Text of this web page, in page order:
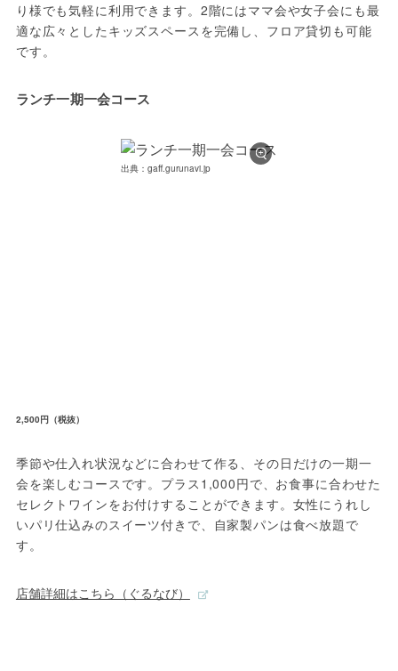
り様でも気軽に利用できます。2階にはママ会や女子会にも最
適な広々としたキッズスペースを完備し、フロア貸切も可能
です。
ランチ一期一会コース
出典：gaff.gurunavi.jp
2,500円（税抜）
季節や仕入れ状況などに合わせて作る、その日だけの一期一
会を楽しむコースです。プラス1,000円で、お食事に合わせた
セレクトワインをお付けすることができます。女性にうれし
いパリ仕込みのスイーツ付きで、自家製パンは食べ放題で
す。
店舗詳細はこちら（ぐるなび）